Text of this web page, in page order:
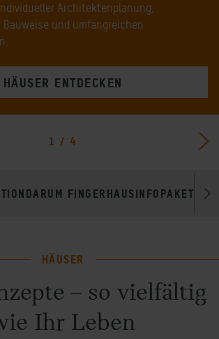
HAUSBESITZER
Architektenplanung,
und umfangreichen
HÄUSER ENTDECKEN
1 / 4
DARUM FINGERHAUSINFOPAKET
HÄUSER
– so vielfältig
Ihr Leben